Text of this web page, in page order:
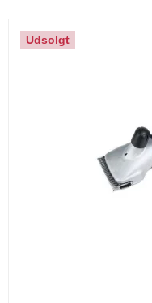
Udsolgt